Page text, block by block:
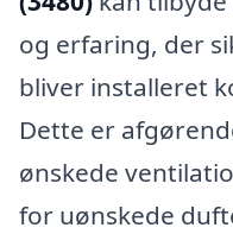
og erfaring, der
bliver installeret
Dette er
ønskede
for uønskede